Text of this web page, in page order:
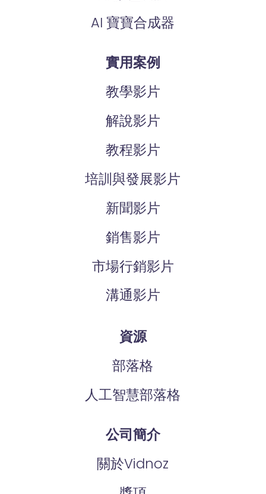
AI 寶寶合成器
實用案例
教學影片
解說影片
教程影片
培訓與發展影片
新聞影片
銷售影片
市場行銷影片
溝通影片
資源
部落格
人工智慧部落格
公司簡介
關於Vidnoz